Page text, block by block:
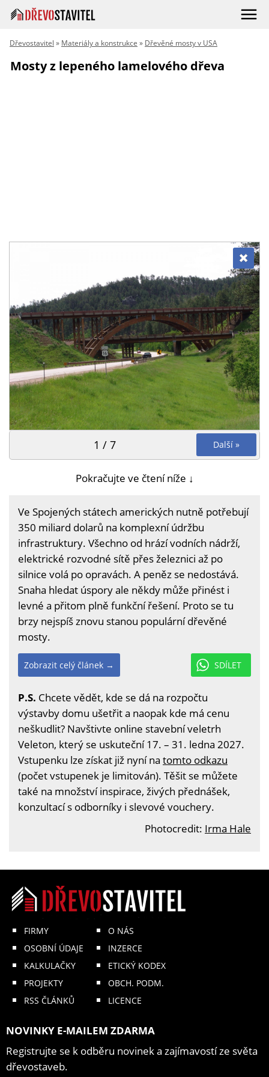
Dřevostavitel » Materiály a konstrukce » Dřevěné mosty v USA
Mosty z lepeného lamelového dřeva
Další »
1 / 7
Pokračujte ve čtení níže ↓
Ve Spojených státech amerických nutně potřebují
350 miliard dolarů na komplexní údržbu
infrastruktury. Všechno od hrází vodních nádrží,
elektrické rozvodné sítě přes železnici až po
silnice volá po opravách. A peněz se nedostává.
Snaha hledat úspory ale někdy může přinést i
levné a přitom plně funkční řešení. Proto se tu
brzy nejspíš znovu stanou populární dřevěné
mosty.
SDÍLET
Zobrazit celý článek →
P.S. Chcete vědět, kde se dá na rozpočtu
výstavby domu ušetřit a naopak kde má cenu
neškudlit? Navštivte online stavební veletrh
Veleton, který se uskuteční 17. – 31. ledna 2027.
Vstupenku lze získat již nyní na tomto odkazu
(počet vstupenek je limitován). Těšit se můžete
také na množství inspirace, živých přednášek,
konzultací s odborníky i slevové vouchery.
Photocredit: Irma Hale
FIRMY
OSOBNÍ ÚDAJE
KALKULAČKY
PROJEKTY
RSS ČLÁNKŮ
O NÁS
INZERCE
ETICKÝ KODEX
OBCH. PODM.
LICENCE
NOVINKY E-MAILEM ZDARMA
Registrujte se k odběru novinek a zajímavostí ze světa
dřevostaveb.